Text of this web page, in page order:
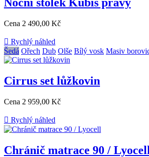
Cena 2 490,00 Kč
 Rychlý náhled
Šedá Ořech Dub Olše Bílý vosk Masiv
Cirrus set lůžkovin
Cena 2 959,00 Kč
 Rychlý náhled
Chránič matrace 90 / Lyocell